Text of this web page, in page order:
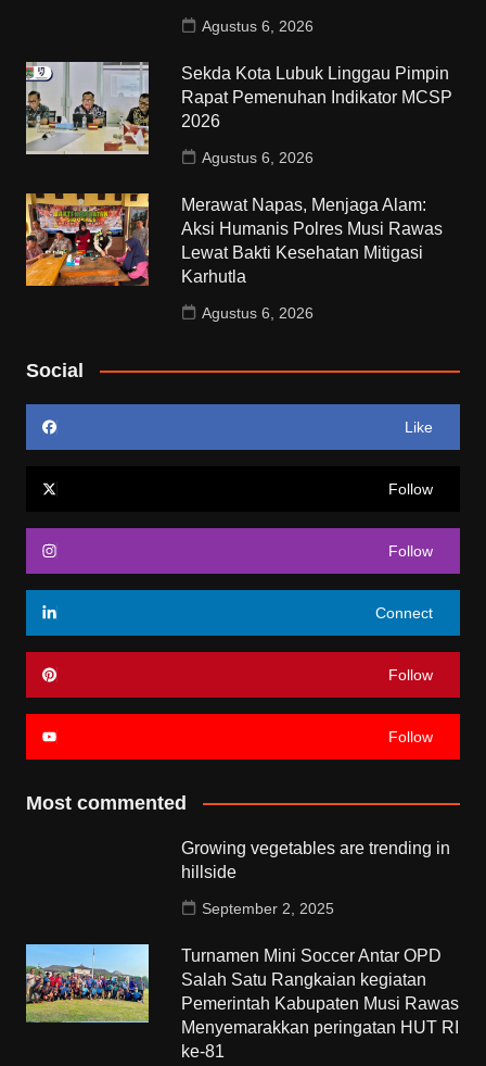
Agustus 6, 2026
Sekda Kota Lubuk Linggau Pimpin
Rapat Pemenuhan Indikator MCSP
2026
Agustus 6, 2026
Merawat Napas, Menjaga Alam:
Aksi Humanis Polres Musi Rawas
Lewat Bakti Kesehatan Mitigasi
Karhutla
Agustus 6, 2026
Social
Like
Follow
Follow
Connect
Follow
Follow
Most commented
Growing vegetables are trending in
hillside
September 2, 2025
Turnamen Mini Soccer Antar OPD
Salah Satu Rangkaian kegiatan
Pemerintah Kabupaten Musi Rawas
Menyemarakkan peringatan HUT RI
ke-81